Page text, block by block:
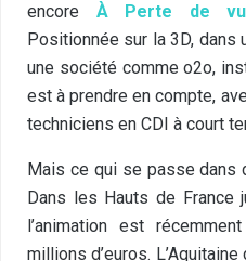
encore À Perte de
Positionnée sur la 3D, dans
une société comme o2o,
est à prendre en compte,
techniciens en CDI à court
Mais ce qui se passe dans
Dans les Hauts de France
l’animation est
millions d’euros.